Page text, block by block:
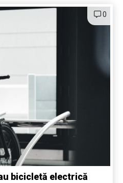
0
bicicletă electrică